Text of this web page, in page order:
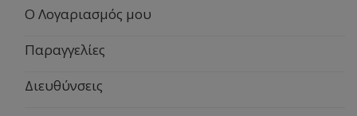
Ο Λογαριασμός μου
Παραγγελίες
Διευθύνσεις